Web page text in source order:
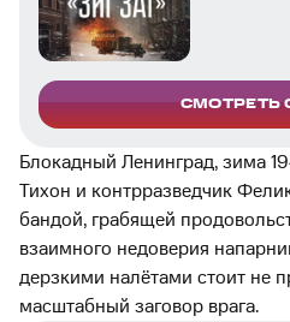
СМОТРЕТЬ
Блокадный Ленинград, зима
Тихон и контрразведчик
бандой, грабящей
взаимного недоверия
дерзкими налётами стоит не
масштабный заговор врага.